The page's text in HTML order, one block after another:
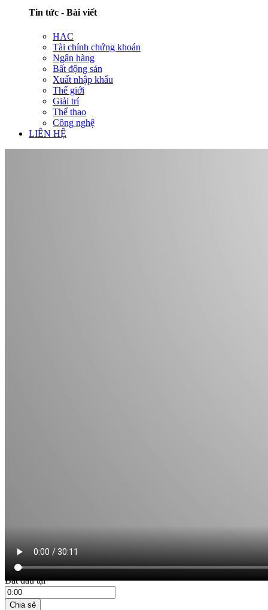
Tin tức - Bài viết
HAC
Tài chính chứng khoán
Ngân hàng
Bất động sản
Xuất nhập khẩu
Thế giới
Giải trí
Thể thao
Công nghệ
LIÊN HỆ
Bắt đầu tại
Chia sẻ